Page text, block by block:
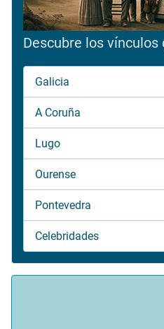
Descubre los
Galicia
A Coruña
Lugo
Ourense
Pontevedra
Celebridades